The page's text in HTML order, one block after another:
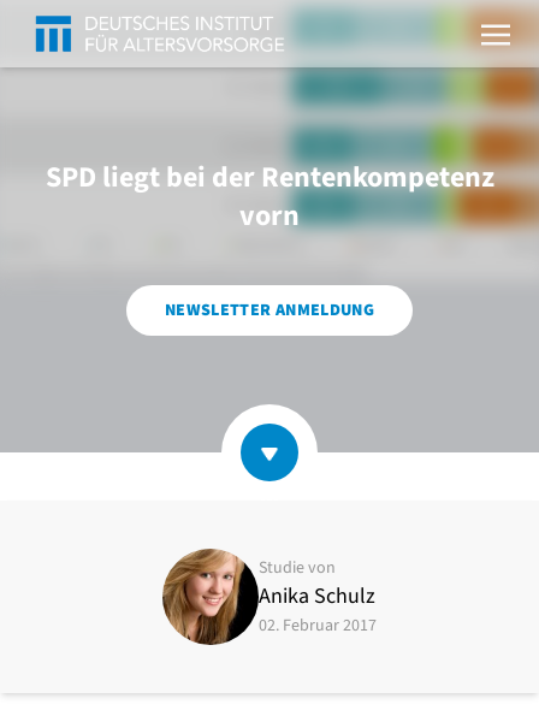
SPD liegt bei der Rentenkompetenz
vorn
NEWSLETTER ANMELDUNG
Studie von
Anika Schulz
02. Februar 2017